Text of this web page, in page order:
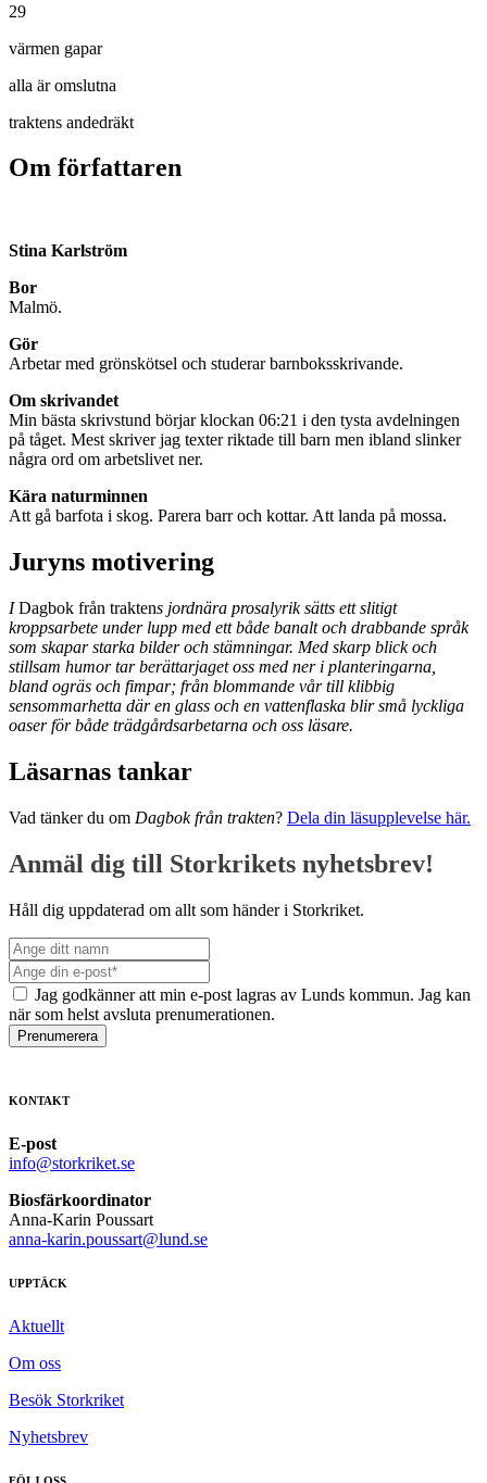
29
värmen gapar
alla är omslutna
traktens andedräkt
Om författaren
Stina Karlström
Bor
Malmö.
Gör
Arbetar med grönskötsel och studerar barnboksskrivande.
Om skrivandet
Min bästa skrivstund börjar klockan 06:21 i den tysta avdelningen
på tåget. Mest skriver jag texter riktade till barn men ibland slinker
några ord om arbetslivet ner.
Kära naturminnen
Att gå barfota i skog. Parera barr och kottar. Att landa på mossa.
Juryns motivering
IDagbok från traktens jordnära prosalyrik sätts ett slitigt
kroppsarbete under lupp med ett både banalt och drabbande språk
som skapar starka bilder och stämningar. Med skarp blick och
stillsam humor tar berättarjaget oss med ner i planteringarna,
bland ogräs och fimpar; från blommande vår till klibbig
sensommarhetta där en glass och en vattenflaska blir små lyckliga
oaser för både trädgårdsarbetarna och oss läsare.
Läsarnas tankar
Vad tänker du om Dagbok från trakten? Dela din läsupplevelse här.
Anmäl dig till Storkrikets nyhetsbrev!
Håll dig uppdaterad om allt som händer i Storkriket.
Jag godkänner att min e-post lagras av Lunds kommun. Jag kan
när som helst avsluta prenumerationen.
Prenumerera
KONTAKT
E-post
info@storkriket.se
Biosfärkoordinator
Anna-Karin Poussart
anna-karin.poussart@lund.se
UPPTÄCK
Aktuellt
Om oss
Besök Storkriket
Nyhetsbrev